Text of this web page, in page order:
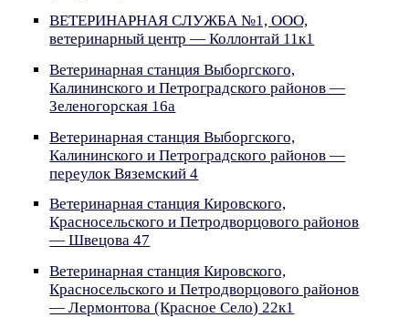
ВЕТЕРИНАРНАЯ СЛУЖБА №1, ООО,
ветеринарный центр — Коллонтай 11к1
Ветеринарная станция Выборгского,
Калининского и Петроградского районов —
Зеленогорская 16а
Ветеринарная станция Выборгского,
Калининского и Петроградского районов —
переулок Вяземский 4
Ветеринарная станция Кировского,
Красносельского и Петродворцового районов
— Швецова 47
Ветеринарная станция Кировского,
Красносельского и Петродворцового районов
— Лермонтова (Красное Село) 22к1